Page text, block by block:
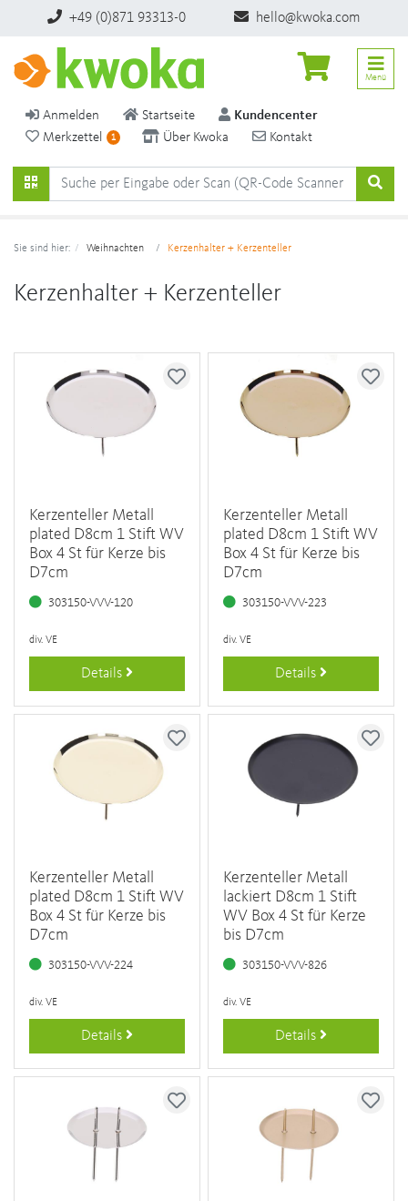
+49 (0)871 93313-0 hello@kwoka.com
Anmelden Startseite
Kundencenter
Merkzettel
1 Über Kwoka Kontakt
Menü
Sie sind hier: Weihnachten Kerzenhalter + Kerzenteller
Kerzenhalter + Kerzenteller
Kerzenteller Metall
plated D8cm 1 Stift WV
Box 4 St für Kerze bis
D7cm
303150-VVV-120
div. VE
Details
Kerzenteller Metall
plated D8cm 1 Stift WV
Box 4 St für Kerze bis
D7cm
303150-VVV-223
div. VE
Details
Kerzenteller Metall
plated D8cm 1 Stift WV
Box 4 St für Kerze bis
D7cm
303150-VVV-224
div. VE
Details
Kerzenteller Metall
lackiert D8cm 1 Stift
WV Box 4 St für Kerze
bis D7cm
303150-VVV-826
div. VE
Details